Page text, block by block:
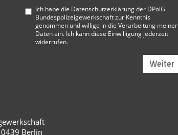
Ich habe die Datenschutzerklärung der DPolG
Bundespolizeigewerkschaftzur Kenntnis
genommen und willige in die Verarbeitung meiner
Daten ein. Ich kann diese Einwilligung jederzeit
widerrufen.
Weiter
Berlin